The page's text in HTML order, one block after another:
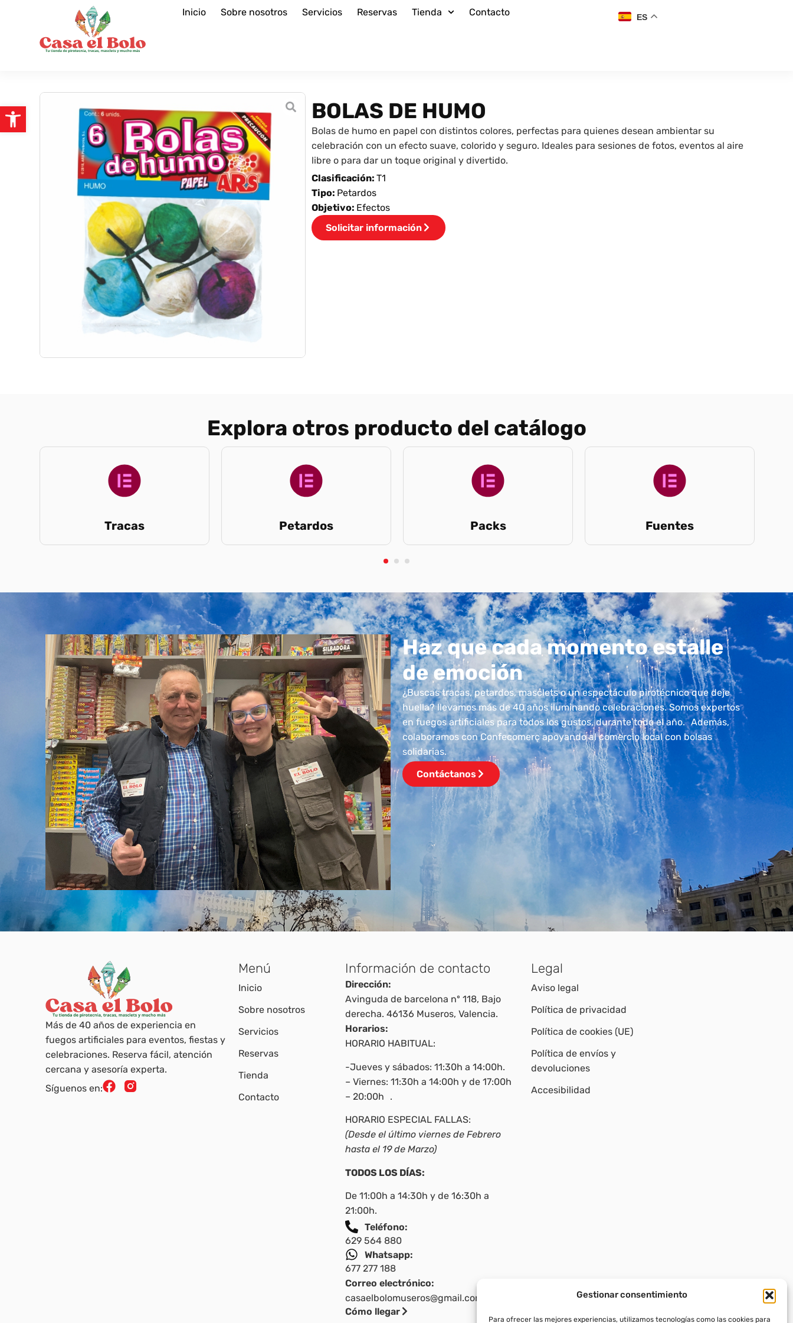
Gestionar consentimiento
Para ofrecer las mejores experiencias, utilizamos tecnologías como las cookies para
Inicio Sobre nosotros Servicios Reservas Tienda Contacto ES
BOLAS DE HUMO
Bolas de humo en papel con distintos colores, perfectas para quienes desean ambientar su
celebración con un efecto suave, colorido y seguro. Ideales para sesiones de fotos, eventos al aire
libre o para dar un toque original y divertido.
Clasificación: T1
Tipo: Petardos
Objetivo: Efectos
Solicitar información
Explora otros producto del catálogo
Tracas Petardos Packs Fuentes
Haz que cada momento estalle
de emoción
¿Buscas tracas, petardos, masclets o un espectáculo pirotécnico que deje
huella? llevamos más de 40 años iluminando celebraciones. Somos expertos
en fuegos artificiales para todos los gustos, durante todo el año. Además,
colaboramos con Confecomerç apoyando al comercio local con bolsas
solidarias.
Contáctanos
Más de 40 años de experiencia en
fuegos artificiales para eventos, fiestas y
celebraciones. Reserva fácil, atención
cercana y asesoría experta.
Síguenos en:
Menú
Inicio
Sobre nosotros
Servicios
Reservas
Tienda
Contacto
Información de contacto
Dirección:
Avinguda de barcelona nº 118, Bajo
derecha. 46136 Museros, Valencia.
Horarios:
HORARIO HABITUAL:
-Jueves y sábados: 11:30h a 14:00h.
– Viernes: 11:30h a 14:00h y de 17:00h
– 20:00h .
HORARIO ESPECIAL FALLAS:
(Desde el último viernes de Febrero
hasta el 19 de Marzo)
TODOS LOS DÍAS:
De 11:00h a 14:30h y de 16:30h a
21:00h.
Teléfono:
629 564 880
Whatsapp:
677 277 188
Correo electrónico:
casaelbolomuseros@gmail.com
Cómo llegar
Legal
Aviso legal
Política de privacidad
Política de cookies (UE)
Política de envíos y
devoluciones
Accesibilidad